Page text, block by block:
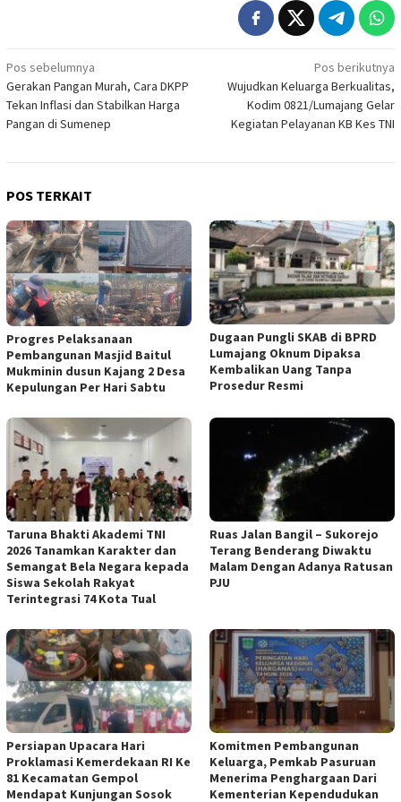
Navigasi
pos
Pos sebelumnya
Gerakan Pangan Murah, Cara DKPP
Tekan Inflasi dan Stabilkan Harga
Pangan di Sumenep
Pos berikutnya
Wujudkan Keluarga Berkualitas,
Kodim 0821/Lumajang Gelar
Kegiatan Pelayanan KB Kes TNI
POS TERKAIT
Progres Pelaksanaan
Pembangunan Masjid Baitul
Mukminin dusun Kajang 2 Desa
Kepulungan Per Hari Sabtu
Dugaan Pungli SKAB di BPRD
Lumajang Oknum Dipaksa
Kembalikan Uang Tanpa
Prosedur Resmi
Taruna Bhakti Akademi TNI
2026 Tanamkan Karakter dan
Semangat Bela Negara kepada
Siswa Sekolah Rakyat
Terintegrasi 74 Kota Tual
Ruas Jalan Bangil – Sukorejo
Terang Benderang Diwaktu
Malam Dengan Adanya Ratusan
PJU
Persiapan Upacara Hari
Proklamasi Kemerdekaan RI Ke
81 Kecamatan Gempol
Mendapat Kunjungan Sosok
Komitmen Pembangunan
Keluarga, Pemkab Pasuruan
Menerima Penghargaan Dari
Kementerian Kependudukan